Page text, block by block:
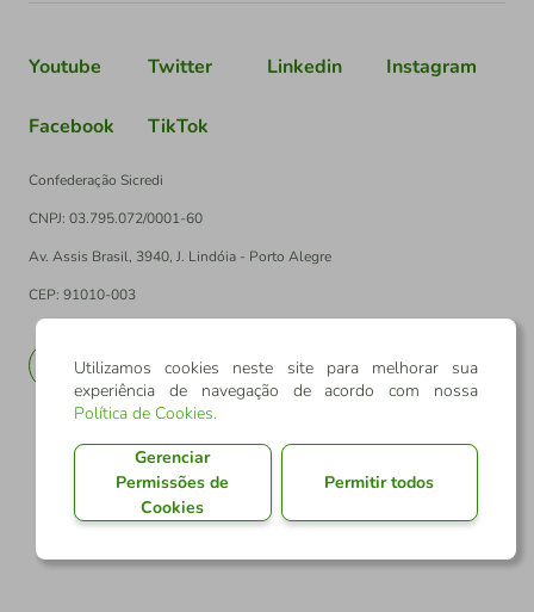
Youtube Twitter Linkedin Instagram
Facebook TikTok
Confederação Sicredi
CNPJ: 03.795.072/0001-60
Av. Assis Brasil, 3940, J. Lindóia - Porto Alegre
CEP: 91010-003
EN
Utilizamos cookies neste site para melhorar sua
experiência de navegação de acordo com nossa
Política de Cookies.
Gerenciar
Permissões de
Cookies
Permitir todos